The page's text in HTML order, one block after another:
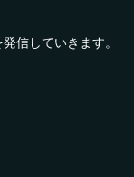
信していきます。